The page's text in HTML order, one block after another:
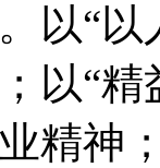
以“
以“
精神